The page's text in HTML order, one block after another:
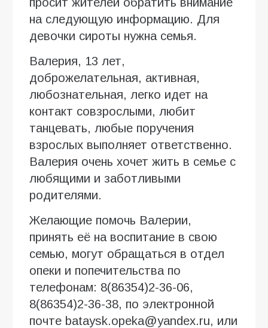
на следующую информацию. Для
девочки сироты нужна семья.
Валерия, 13 лет,
доброжелательная, активная,
любознательная, легко идет на
контакт совзрослыми, любит
танцевать, любые поручения
взрослых выполняет ответственно.
Валерия очень хочет жить в семье с
любящими и заботливыми
родителями.
Желающие помочь Валерии,
принять её на воспитание в свою
семью, могут обращаться в отдел
опеки и попечительства по
телефонам: 8(86354)2-36-06,
8(86354)2-36-38, по электронной
почте bataysk.opeka@yandex.ru, или